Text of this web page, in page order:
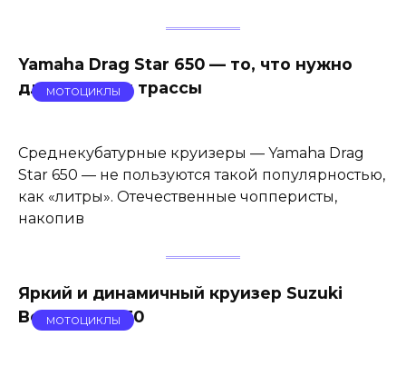
Yamaha Drag Star 650 — то, что нужно
для города и трассы
МОТОЦИКЛЫ
Среднекубатурные круизеры — Yamaha Drag
Star 650 — не пользуются такой популярностью,
как «литры». Отечественные чопперисты,
накопив
Яркий и динамичный круизер Suzuki
Boulevard M50
МОТОЦИКЛЫ